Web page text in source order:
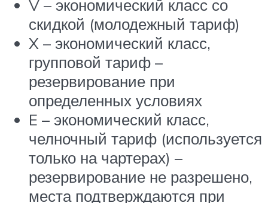
V – экономический класс со
скидкой (молодежный тариф)
X – экономический класс,
групповой тариф –
резервирование при
определенных условиях
E – экономический класс,
челночный тариф (используется
только на чартерах) –
резервирование не разрешено,
места подтверждаются при